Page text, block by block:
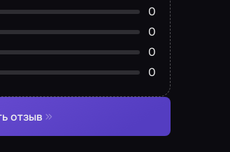
0
0
0
0
отзыв